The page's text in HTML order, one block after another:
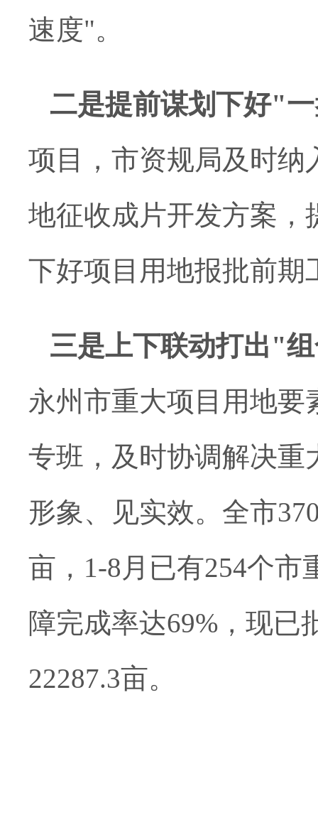
速度"。
二是提前谋划下好"
项目，市资规局及时纳
地征收成片开发方案 ，
下好项目用地报批前期
三是上下联动打出"
永州市重大项目用地
专班，及时协调解决重
形象、见实效。 全市
亩，1-8月已有254个
障完成率达69%，现已
22287.3亩。